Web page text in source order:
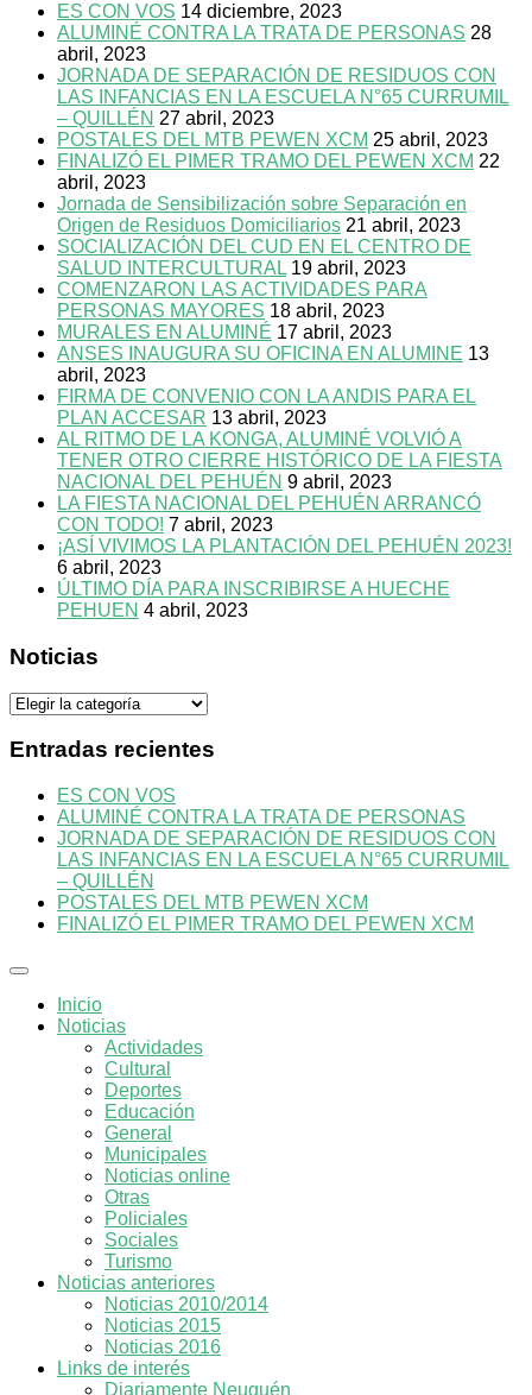
ES CON VOS 14 diciembre, 2023
ALUMINÉ CONTRA LA TRATA DE PERSONAS 28
abril, 2023
JORNADA DE SEPARACIÓN DE RESIDUOS CON
LAS INFANCIAS EN LA ESCUELA N°65 CURRUMIL
– QUILLÉN 27 abril, 2023
POSTALES DEL MTB PEWEN XCM 25 abril, 2023
FINALIZÓ EL PIMER TRAMO DEL PEWEN XCM 22
abril, 2023
Jornada de Sensibilización sobre Separación en
Origen de Residuos Domiciliarios 21 abril, 2023
SOCIALIZACIÓN DEL CUD EN EL CENTRO DE
SALUD INTERCULTURAL 19 abril, 2023
COMENZARON LAS ACTIVIDADES PARA
PERSONAS MAYORES 18 abril, 2023
MURALES EN ALUMINÉ 17 abril, 2023
ANSES INAUGURA SU OFICINA EN ALUMINE 13
abril, 2023
FIRMA DE CONVENIO CON LA ANDIS PARA EL
PLAN ACCESAR 13 abril, 2023
AL RITMO DE LA KONGA, ALUMINÉ VOLVIÓ A
TENER OTRO CIERRE HISTÓRICO DE LA FIESTA
NACIONAL DEL PEHUÉN 9 abril, 2023
LA FIESTA NACIONAL DEL PEHUÉN ARRANCÓ
CON TODO! 7 abril, 2023
¡ASÍ VIVIMOS LA PLANTACIÓN DEL PEHUÉN 2023!
6 abril, 2023
ÚLTIMO DÍA PARA INSCRIBIRSE A HUECHE
PEHUEN 4 abril, 2023
Noticias
Noticias
Entradas recientes
ES CON VOS
ALUMINÉ CONTRA LA TRATA DE PERSONAS
JORNADA DE SEPARACIÓN DE RESIDUOS CON
LAS INFANCIAS EN LA ESCUELA N°65 CURRUMIL
– QUILLÉN
POSTALES DEL MTB PEWEN XCM
FINALIZÓ EL PIMER TRAMO DEL PEWEN XCM
Inicio
Noticias
Actividades
Cultural
Deportes
Educación
General
Municipales
Noticias online
Otras
Policiales
Sociales
Turismo
Noticias anteriores
Noticias 2010/2014
Noticias 2015
Noticias 2016
Links de interés
Diariamente Neuquén